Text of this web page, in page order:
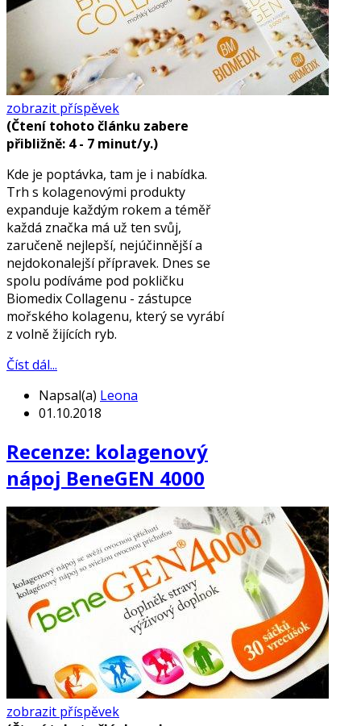
zobrazit příspěvek
(Čtení tohoto článku zabere
přibližně: 4 - 7 minut/y.)
Kde je poptávka, tam je i nabídka.
Trh s kolagenovými produkty
expanduje každým rokem a téměř
každá značka má už ten svůj,
zaručeně nejlepší, nejúčinnější a
nejdokonalejší přípravek. Dnes se
spolu podíváme pod pokličku
Biomedix Collagenu - zástupce
mořského kolagenu, který se vyrábí
z volně žijících ryb.
Číst dál...
Napsal(a) Leona
01.10.2018
Recenze: kolagenový
nápoj BeneGEN 4000
zobrazit příspěvek